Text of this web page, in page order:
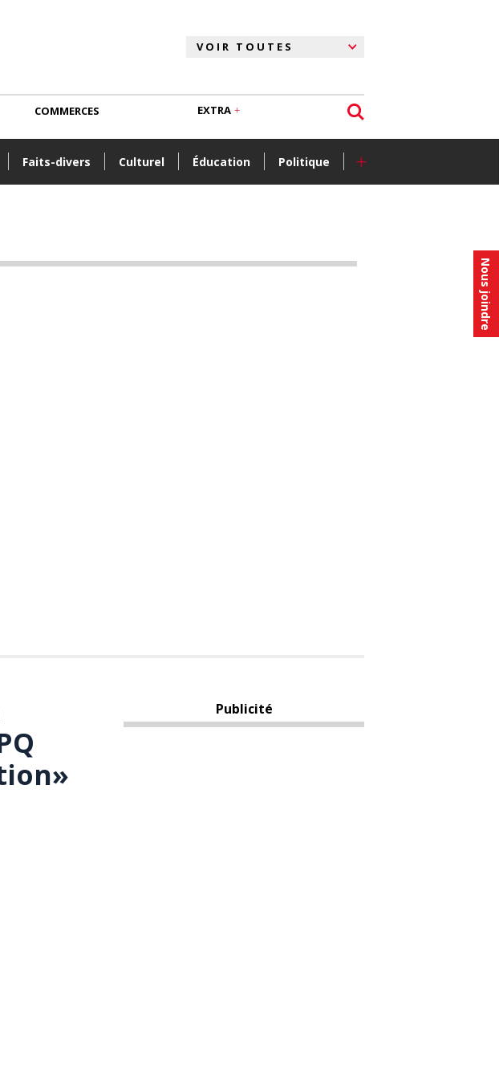
Nous joindre
Faits-divers Culturel Éducation Politique +
COMMERCES EXTRA
Publicité